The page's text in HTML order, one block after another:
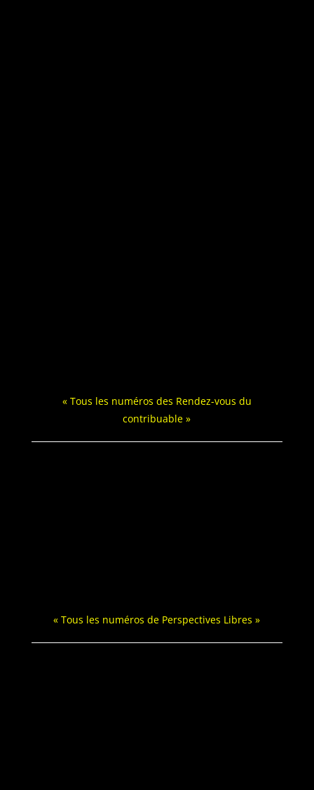
« Tous les numéros des Ren­dez-vous du
contribuable »
« Tous les numéros de Per­spec­tives Libres »